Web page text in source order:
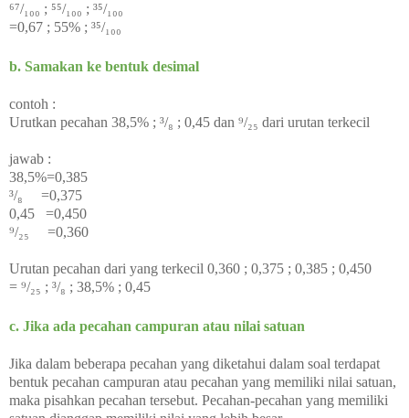
⁶⁷/₁₀₀ ; ⁵⁵/₁₀₀ ; ³⁵/₁₀₀
=0,67 ; 55% ; ³⁵/₁₀₀
b. Samakan ke bentuk desimal
contoh :
Urutkan pecahan 38,5% ; ³/₈ ; 0,45 dan ⁹/₂₅ dari urutan terkecil
jawab :
38,5%=0,385
³/₈ =0,375
0,45 =0,450
⁹/₂₅ =0,360
Urutan pecahan dari yang terkecil 0,360 ; 0,375 ; 0,385 ; 0,450
= ⁹/₂₅ ; ³/₈ ; 38,5% ; 0,45
c. Jika ada pecahan campuran atau nilai satuan
Jika dalam beberapa pecahan yang diketahui dalam soal terdapat
bentuk pecahan campuran atau pecahan yang memiliki nilai satuan,
maka pisahkan pecahan tersebut. Pecahan-pecahan yang memiliki